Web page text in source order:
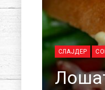
СЛАЈДЕР